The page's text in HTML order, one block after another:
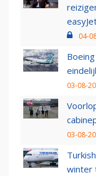
04-
03-08-
03-08-
winter